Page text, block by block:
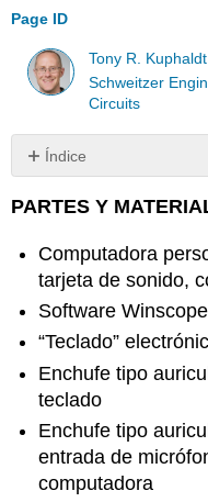
Page ID
Tony R. Kuphaldt
Schweitzer
Circuits
Índice
Sin
PARTES Y
Computadora
tarjeta de sonido,
Software
“Teclado”
Enchufe tipo
teclado
Enchufe tipo
entrada de
computadora